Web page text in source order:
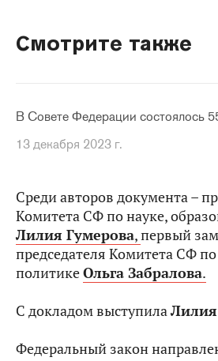
Смотрите также
В Совете Федерации состоялось
13 декабря 2023 г.
Среди авторов документа –
Комитета СФ по науке,
Лилия Гумерова,первый
председателя Комитета СФ
политикеОльга Забралова.
С докладом выступила
Федеральный закон